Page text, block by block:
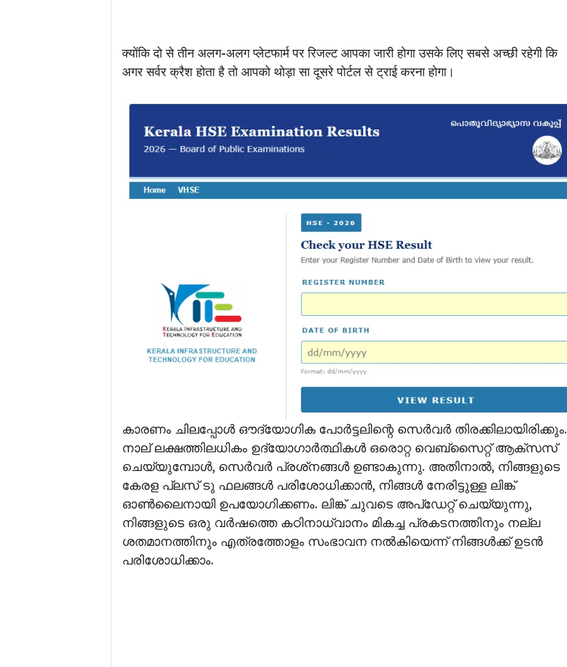
क्योंकि दो से तीन अलग-अलग प्लेटफार्म पर रिजल्ट आपका जारी होगा उसके लिए सबसे अच्छी रहेगी कि
अगर सर्वर क्रैश होता है तो आपको थोड़ा सा दूसरे पोर्टल से ट्राई करना होगा।
കാരണം ചിലപ്പോൾ ഔദ്യോഗിക പോർട്ടലിന്റെ സെർവർ തിരക്കിലായിരിക്കും.
നാല് ലക്ഷത്തിലധികം ഉദ്യോഗാർത്ഥികൾ ഒരൊറ്റ വെബ്‌സൈറ്റ് ആക്‌സസ്
ചെയ്യുമ്പോൾ, സെർവർ പ്രശ്‌നങ്ങൾ ഉണ്ടാകുന്നു. അതിനാൽ, നിങ്ങളുടെ
കേരള പ്ലസ് ടു ഫലങ്ങൾ പരിശോധിക്കാൻ, നിങ്ങൾ നേരിട്ടുള്ള ലിങ്ക്
ഓൺലൈനായി ഉപയോഗിക്കണം. ലിങ്ക് ചുവടെ അപ്‌ഡേറ്റ് ചെയ്യുന്നു,
നിങ്ങളുടെ ഒരു വർഷത്തെ കഠിനാധ്വാനം മികച്ച പ്രകടനത്തിനും നല്ല
ശതമാനത്തിനും എത്രത്തോളം സംഭാവന നൽകിയെന്ന് നിങ്ങൾക്ക് ഉടൻ
പരിശോധിക്കാം.